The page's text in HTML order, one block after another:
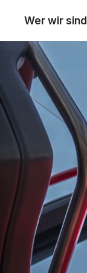
Wer wir sind